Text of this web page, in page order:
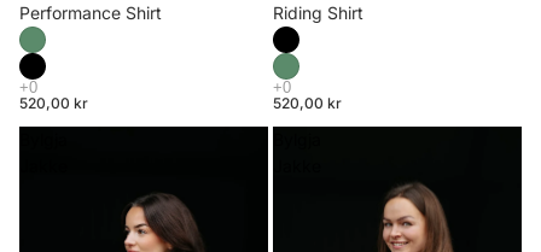
Performance Shirt
520,00 kr
Riding Shirt
520,00 kr